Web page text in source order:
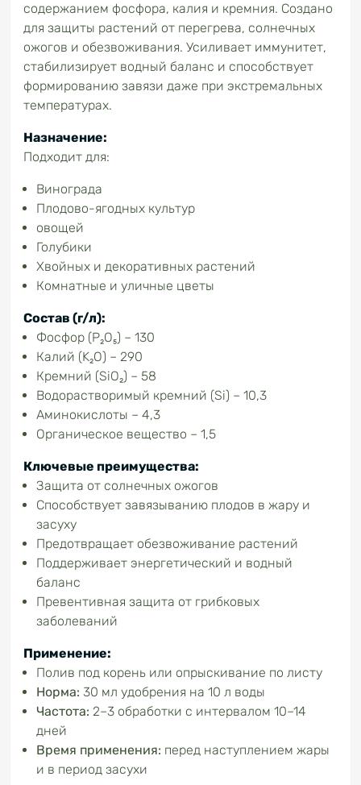
содержанием фосфора, калия и кремния. Создано
для защиты растений от перегрева, солнечных
ожогов и обезвоживания. Усиливает иммунитет,
стабилизирует водный баланс и способствует
формированию завязи даже при экстремальных
температурах.
Назначение:
Подходит для:
Винограда
Плодово-ягодных культур
овощей
Голубики
Хвойных и декоративных растений
Комнатные и уличные цветы
Состав (г/л):
Фосфор (P₂O₅) – 130
Калий (K₂O) – 290
Кремний (SiO₂) – 58
Водорастворимый кремний (Si) – 10,3
Аминокислоты – 4,3
Органическое вещество – 1,5
Ключевые преимущества:
Защита от солнечных ожогов
Способствует завязыванию плодов в жару и
засуху
Предотвращает обезвоживание растений
Поддерживает энергетический и водный
баланс
Превентивная защита от грибковых
заболеваний
Применение:
Полив под корень или опрыскивание по листу
Норма: 30 мл удобрения на 10 л воды
Частота: 2–3 обработки с интервалом 10–14
дней
Время применения: перед наступлением жары
и в период засухи